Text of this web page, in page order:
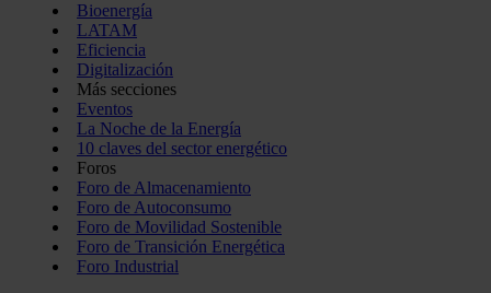
Bioenergía
LATAM
Eficiencia
Digitalización
Más secciones
Eventos
La Noche de la Energía
10 claves del sector energético
Foros
Foro de Almacenamiento
Foro de Autoconsumo
Foro de Movilidad Sostenible
Foro de Transición Energética
Foro Industrial